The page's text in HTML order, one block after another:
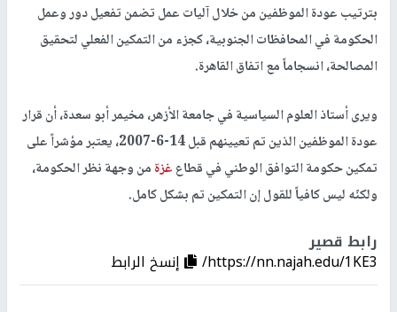
بترتيب عودة الموظفين من خلال آليات عمل تضمن تفعيل دور وعمل
الحكومة في المحافظات الجنوبية، كجزء من التمكين الفعلي لتحقيق
المصالحة، انسجاماً مع اتفاق القاهرة.
ويرى أستاذ العلوم السياسية في جامعة الأزهر، مخيمر أبو سعدة، أن قرار
عودة الموظفين الذين تم تعيينهم قبل 14-6-2007، يعتبر مؤشراً على
تمكين حكومة التوافق الوطني في قطاعغزةمن وجهة نظر الحكومة،
ولكنّه ليس كافياً للقول إن التمكين تم بشكل كامل.
رابط قصير
https://nn.najah.edu/1KE3/ إنسخ الرابط